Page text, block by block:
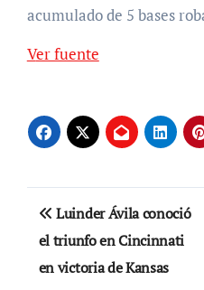
acumulado de 5 bases
Ver fuente
Navegación
de
entradas
Luinder Ávila conoció
el triunfo en Cincinnati
en victoria de Kansas